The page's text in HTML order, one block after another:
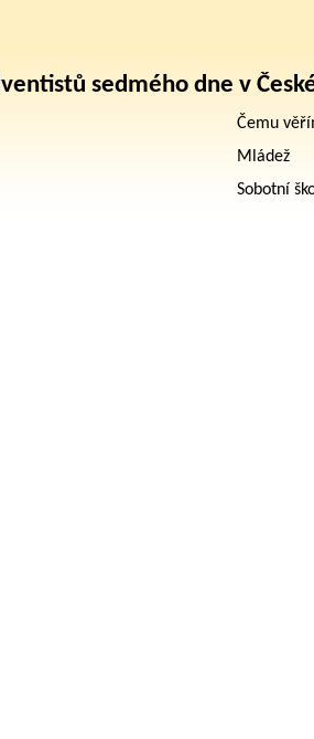
sedmého dne v
Čemu
Mládež
Sobotní